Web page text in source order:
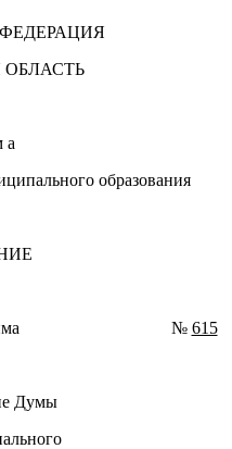
а
образования
№ 615
Думы